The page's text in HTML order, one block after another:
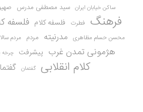
ساکن خیابان ایران سید مصطفی مدرس
فرهنگ فطرت فلسفه کلام فلسفه
محسن حسام مظاهری مدرنیته مردم مردم
هژمونی تمدن غرب پیشرفت چرخه
کلام انقلابی گفتمان